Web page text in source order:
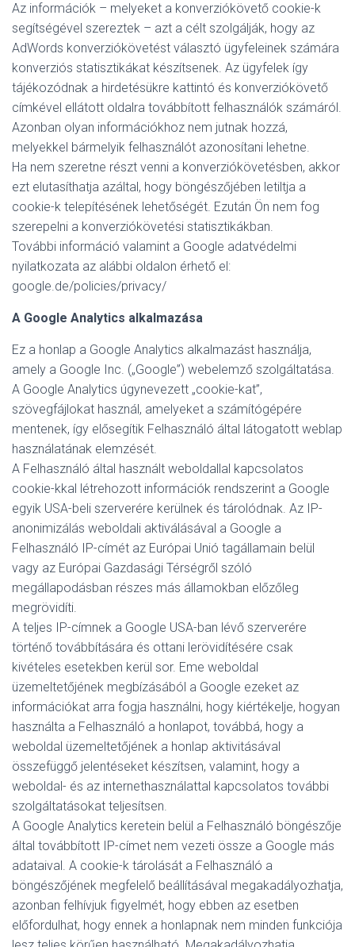
Az információk – melyeket a konverziókövető cookie-k
segítségével szereztek – azt a célt szolgálják, hogy az
AdWords konverziókövetést választó ügyfeleinek számára
konverziós statisztikákat készítsenek. Az ügyfelek így
tájékozódnak a hirdetésükre kattintó és konverziókövető
címkével ellátott oldalra továbbított felhasználók számáról.
Azonban olyan információkhoz nem jutnak hozzá,
melyekkel bármelyik felhasználót azonosítani lehetne.
Ha nem szeretne részt venni a konverziókövetésben, akkor
ezt elutasíthatja azáltal, hogy böngészőjében letiltja a
cookie-k telepítésének lehetőségét. Ezután Ön nem fog
szerepelni a konverziókövetési statisztikákban.
További információ valamint a Google adatvédelmi
nyilatkozata az alábbi oldalon érhető el:
google.de/policies/privacy/
A Google Analytics alkalmazása
Ez a honlap a Google Analytics alkalmazást használja,
amely a Google Inc. („Google”) webelemző szolgáltatása.
A Google Analytics úgynevezett „cookie-kat”,
szövegfájlokat használ, amelyeket a számítógépére
mentenek, így elősegítik Felhasználó által látogatott weblap
használatának elemzését.
A Felhasználó által használt weboldallal kapcsolatos
cookie-kkal létrehozott információk rendszerint a Google
egyik USA-beli szerverére kerülnek és tárolódnak. Az IP-
anonimizálás weboldali aktiválásával a Google a
Felhasználó IP-címét az Európai Unió tagállamain belül
vagy az Európai Gazdasági Térségről szóló
megállapodásban részes más államokban előzőleg
megrövidíti.
A teljes IP-címnek a Google USA-ban lévő szerverére
történő továbbítására és ottani lerövidítésére csak
kivételes esetekben kerül sor. Eme weboldal
üzemeltetőjének megbízásából a Google ezeket az
információkat arra fogja használni, hogy kiértékelje, hogyan
használta a Felhasználó a honlapot, továbbá, hogy a
weboldal üzemeltetőjének a honlap aktivitásával
összefüggő jelentéseket készítsen, valamint, hogy a
weboldal- és az internethasználattal kapcsolatos további
szolgáltatásokat teljesítsen.
A Google Analytics keretein belül a Felhasználó böngészője
által továbbított IP-címet nem vezeti össze a Google más
adataival. A cookie-k tárolását a Felhasználó a
böngészőjének megfelelő beállításával megakadályozhatja,
azonban felhívjuk figyelmét, hogy ebben az esetben
előfordulhat, hogy ennek a honlapnak nem minden funkciója